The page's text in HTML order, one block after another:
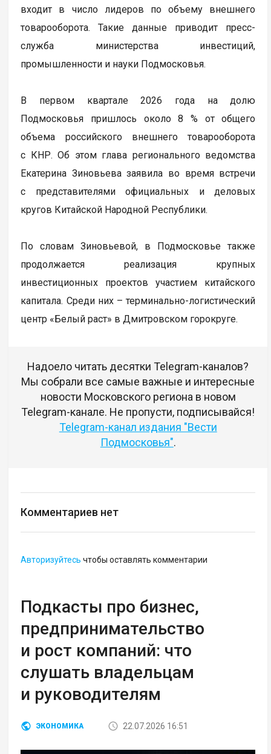
входит в число лидеров по объему внешнего
товарооборота. Такие данные приводит пресс-
служба министерства инвестиций,
промышленности и науки Подмосковья.
В первом квартале 2026 года на долю
Подмосковья пришлось около 8 % от общего
объема российского внешнего товарооборота
с КНР. Об этом глава регионального ведомства
Екатерина Зиновьева заявила во время встречи
с представителями официальных и деловых
кругов Китайской Народной Республики.
По словам Зиновьевой, в Подмосковье также
продолжается реализация крупных
инвестиционных проектов участием китайского
капитала. Среди них – терминально-логистический
центр «Белый раст» в Дмитровском горокруге.
Надоело читать десятки Telegram-каналов?
Мы собрали все самые важные и интересные
новости Московского региона в новом
Telegram-канале. Не пропусти, подписывайся!
Telegram-канал издания "Вести
Подмосковья".
Комментариев нет
Авторизуйтесь чтобы оставлять комментарии
Подкасты про бизнес,
предпринимательство
и рост компаний: что
слушать владельцам
и руководителям
ЭКОНОМИКА 22.07.2026 16:51